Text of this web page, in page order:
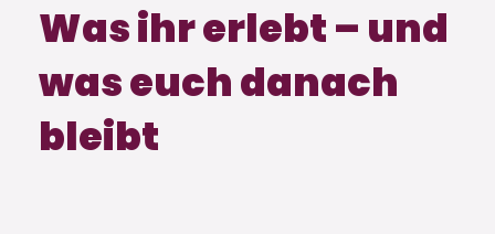
Was ihr erlebt – und
was euch danach
bleibt